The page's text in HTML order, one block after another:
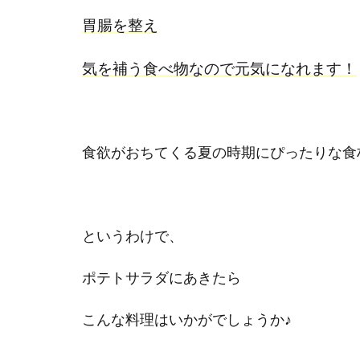
胃腸を整え
気を補う食べ物なので元気になれます！
食欲がおちてくる夏の時期にぴったりな
というわけで、
ポテトサラダにあきたら
こんな料理はいかがでしょうか♪